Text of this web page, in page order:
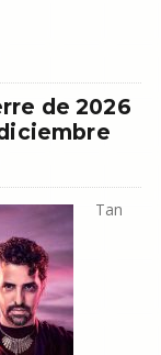
de 2026
Tan